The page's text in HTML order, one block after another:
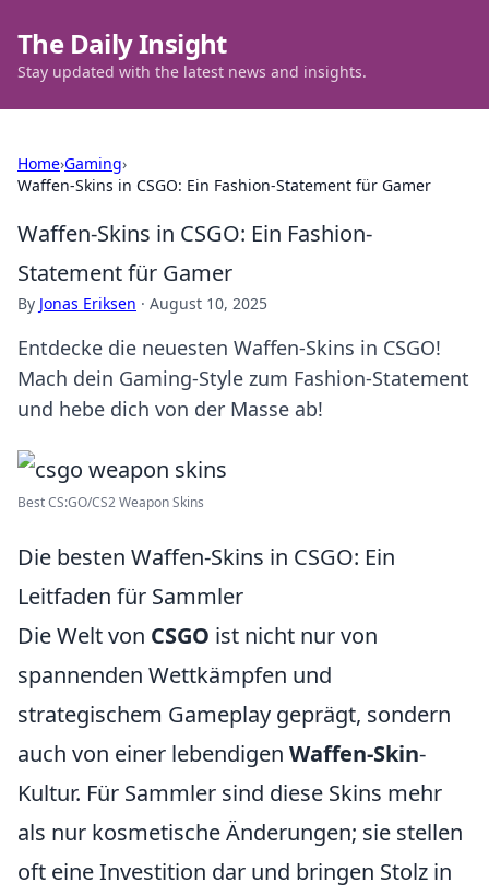
The Daily Insight
Stay updated with the latest news and insights.
Home›Gaming›
Waffen-Skins in CSGO: Ein Fashion-Statement für Gamer
Waffen-Skins in CSGO: Ein Fashion-
Statement für Gamer
By Jonas Eriksen · August 10, 2025
Entdecke die neuesten Waffen-Skins in CSGO!
Mach dein Gaming-Style zum Fashion-Statement
und hebe dich von der Masse ab!
Best CS:GO/CS2 Weapon Skins
Die besten Waffen-Skins in CSGO: Ein
Leitfaden für Sammler
Die Welt von CSGO ist nicht nur von
spannenden Wettkämpfen und
strategischem Gameplay geprägt, sondern
auch von einer lebendigen Waffen-Skin-
Kultur. Für Sammler sind diese Skins mehr
als nur kosmetische Änderungen; sie stellen
oft eine Investition dar und bringen Stolz in